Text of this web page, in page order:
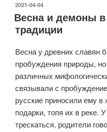
ОПУБЛИКОВАНО
2021-04-04
Весна и демоны в
традиции
Весна у древних славян
пробуждения природы,
различных
связывали с
русские приносили ему
подарки, топя их в реке.
трескаться, родители